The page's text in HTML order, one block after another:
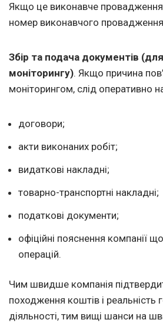
Якщо це виконавче провадження
номер виконавчого
Збір та подача документів
моніторингу). Якщо причина
моніторингом, слід оперативно
договори;
акти виконаних робіт;
видаткові накладні;
товарно-транспортні накладні;
податкові документи;
офіційні пояснення компанії
операцій.
Чим швидше компанія
походження коштів і реальність
діяльності, тим вищі шанси на